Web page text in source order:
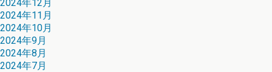
2024年12月
2024年11月
2024年10月
2024年9月
2024年8月
2024年7月